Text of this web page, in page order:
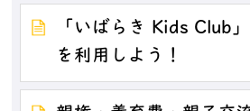
「いばらき Kids Club
を利用しよう！